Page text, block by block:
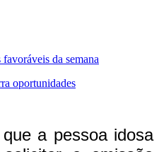
da semana
oportunidades
a pessoa idosa